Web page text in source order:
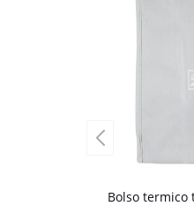
Bolso termico